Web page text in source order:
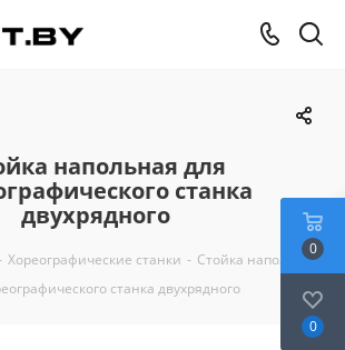
напольная для
станка
двухрядного
Хореографические станки - Стойка напольная
станка двухрядного
0
0